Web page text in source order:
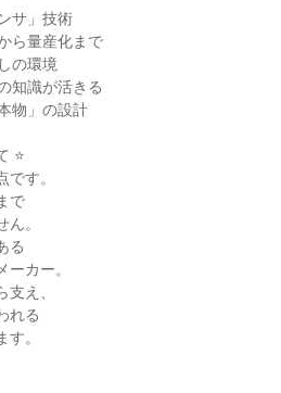
サ」技術
ら量産化まで
の環境
知識が活きる
物」の設計
⭐
です。
で
。
る
ーカー。
え、
れる
。